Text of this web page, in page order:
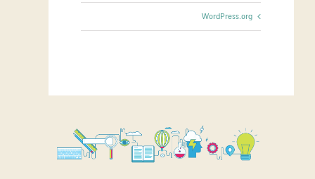
WordPress.org